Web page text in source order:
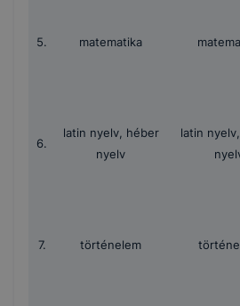
5. matematika
6.
latin nyelv, héber
nyelv
latin
7. történelem